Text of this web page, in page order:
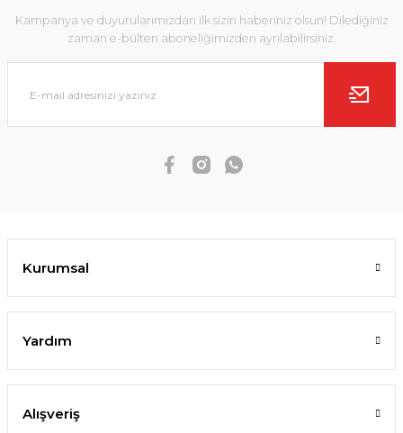
Kampanya ve duyurularımızdan ilk sizin haberiniz olsun! Dilediğiniz
zaman e-bülten aboneliğimizden ayrılabilirsiniz.
Kurumsal
Yardım
Alışveriş